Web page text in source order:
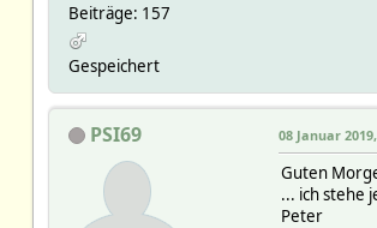
Beiträge: 157
Gespeichert
PSI69 08 Januar
Guten
... ich stehe
Peter